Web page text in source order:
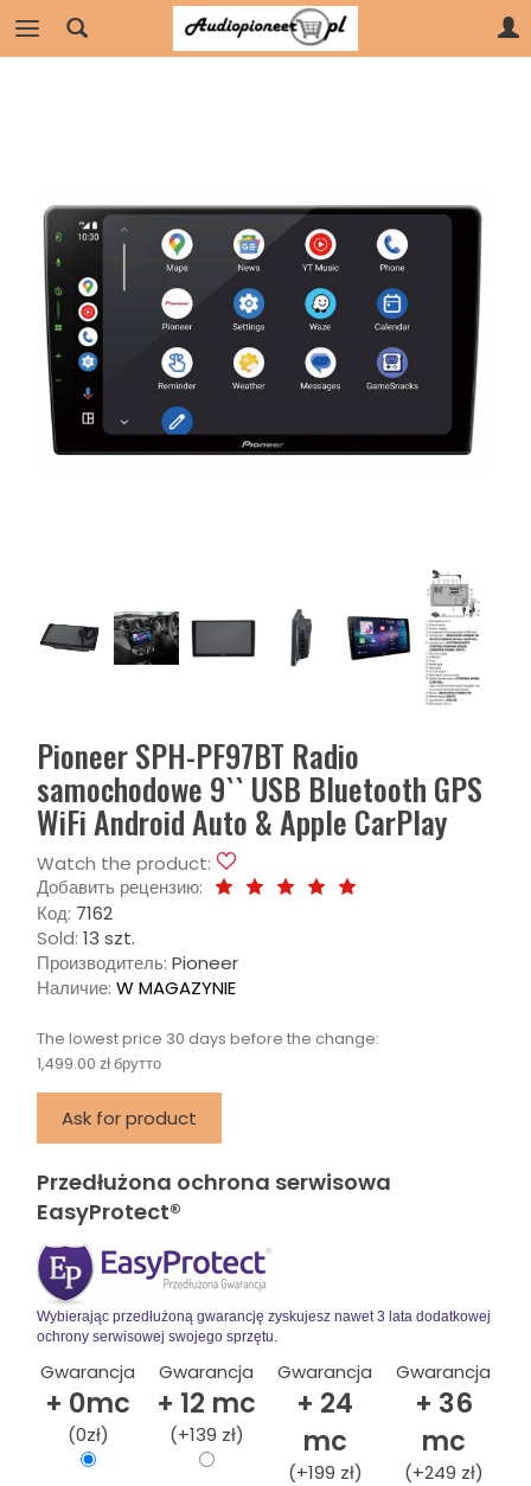
Pioneer SPH-PF97BT Radio
samochodowe 9`` USB Bluetooth GPS
WiFi Android Auto & Apple CarPlay
Watch the product:
Добавить рецензию:
Код: 7162
Sold: 13 szt.
Производитель: Pioneer
Наличие: W MAGAZYNIE
The lowest price 30 days before the change:
1,499.00 zł брутто
Ask for product
Przedłużona ochrona serwisowa
EasyProtect®
Wybierając przedłużoną gwarancję zyskujesz nawet 3 lata dodatkowej
ochrony serwisowej swojego sprzętu.
Gwarancja
+ 0mc
(0zł)
Gwarancja
+ 12 mc
(+139 zł)
Gwarancja
+ 24
mc
(+199 zł)
Gwarancja
+ 36
mc
(+249 zł)